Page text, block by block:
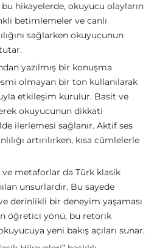
hikayelerde, okuyucu olayların
betimlemeler ve canlı
sağlarken okuyucunun
yazılmış bir konuşma
olmayan bir ton kullanılarak
etkileşim kurulur. Basit ve
okuyucunun dikkati
ilerlemesi sağlanır. Aktif ses
artırılırken, kısa cümlelerle
metaforlar da Türk klasik
unsurlardır. Bu sayede
derinlikli bir deneyim yaşaması
öğretici yönü, bu retorik
yeni bakış açıları sunar.